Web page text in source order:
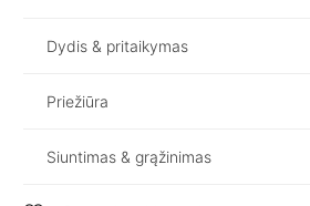
Dydis & pritaikymas
Priežiūra
Siuntimas & grąžinimas